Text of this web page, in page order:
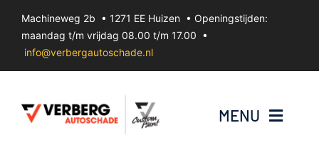
naar
inhoud
Machineweg 2b • 1271 EE Huizen • Openingstijden:
maandag t/m vrijdag 08.00 t/m 17.00 •
info@verbergautoschade.nl
MENU